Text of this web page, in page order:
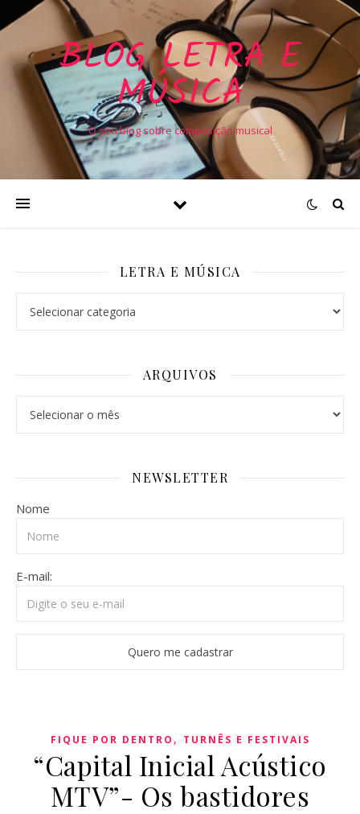
BLOG LETRA E
MÚSICA
O seu blog sobre composição musical
LETRA E MÚSICA
ARQUIVOS
NEWSLETTER
Nome
E-mail:
FIQUE POR DENTRO , TURNÊS E FESTIVAIS
“Capital Inicial Acústico
MTV”- Os bastidores